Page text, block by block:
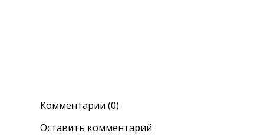
Комментарии (0)
Оставить комментарий